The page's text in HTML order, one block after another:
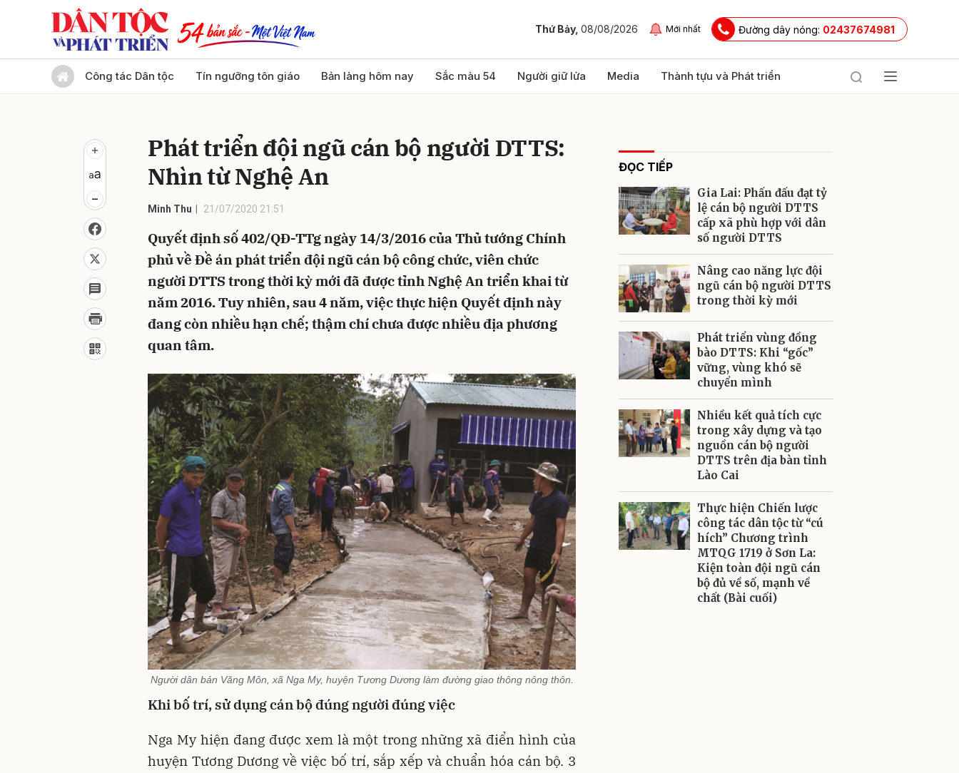
Thứ Bảy, 08/08/2026 Mới nhất Đường dây nóng: 02437674981
Công tác Dân tộc Tín ngưỡng tôn giáo Bản làng hôm nay Sắc màu 54 Người giữ lửa Media Thành tựu và Phát triển
Phát triển đội ngũ cán bộ người DTTS:
Nhìn từ Nghệ An
Minh Thu 21/07/2020 21:51
Quyết định số 402/QĐ-TTg ngày 14/3/2016 của Thủ tướng Chính
phủ về Đề án phát triển đội ngũ cán bộ công chức, viên chức
người DTTS trong thời kỳ mới đã được tỉnh Nghệ An triển khai từ
năm 2016. Tuy nhiên, sau 4 năm, việc thực hiện Quyết định này
đang còn nhiều hạn chế; thậm chí chưa được nhiều địa phương
quan tâm.
Người dân bản Văng Môn, xã Nga My, huyện Tương Dương làm đường giao thông nông thôn.
Khi bố trí, sử dụng cán bộ đúng người đúng việc
Nga My hiện đang được xem là một trong những xã điển hình của
huyện Tương Dương về việc bố trí, sắp xếp và chuẩn hóa cán bộ. 3
ĐỌC TIẾP
Gia Lai: Phấn đấu đạt tỷ
lệ cán bộ người DTTS
cấp xã phù hợp với dân
số người DTTS
Nâng cao năng lực đội
ngũ cán bộ người DTTS
trong thời kỳ mới
Phát triển vùng đồng
bào DTTS: Khi “gốc”
vững, vùng khó sẽ
chuyển mình
Nhiều kết quả tích cực
trong xây dựng và tạo
nguồn cán bộ người
DTTS trên địa bàn tỉnh
Lào Cai
Thực hiện Chiến lược
công tác dân tộc từ “cú
hích” Chương trình
MTQG 1719 ở Sơn La:
Kiện toàn đội ngũ cán
bộ đủ về số, mạnh về
chất (Bài cuối)
Gửi bình luận
Hủy Gửi